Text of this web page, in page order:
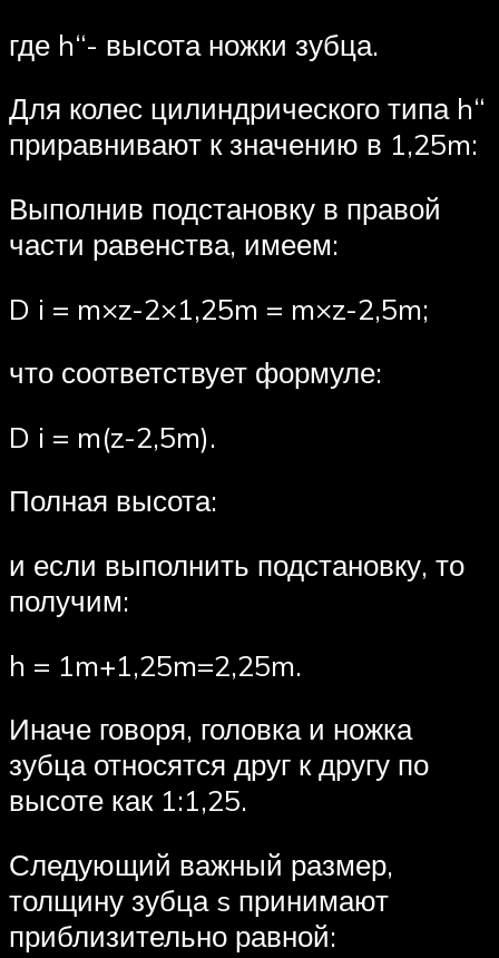
где h“- высота ножки зубца.
Для колес цилиндрического типа h“
приравнивают к значению в 1,25m:
Выполнив подстановку в правой
части равенства, имеем:
D i = m×z-2×1,25m = m×z-2,5m;
что соответствует формуле:
D i = m(z-2,5m).
Полная высота:
и если выполнить подстановку, то
получим:
h = 1m+1,25m=2,25m.
Иначе говоря, головка и ножка
зубца относятся друг к другу по
высоте как 1:1,25.
Следующий важный размер,
толщину зубца s принимают
приблизительно равной: